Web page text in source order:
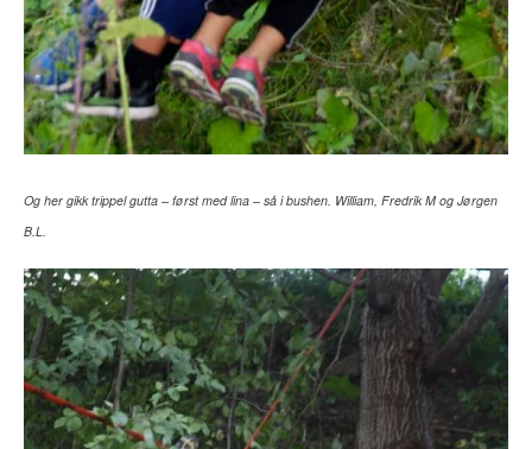
Og her gikk trippel gutta – først med lina – så i bushen. William, Fredrik M og Jørgen
B.L.